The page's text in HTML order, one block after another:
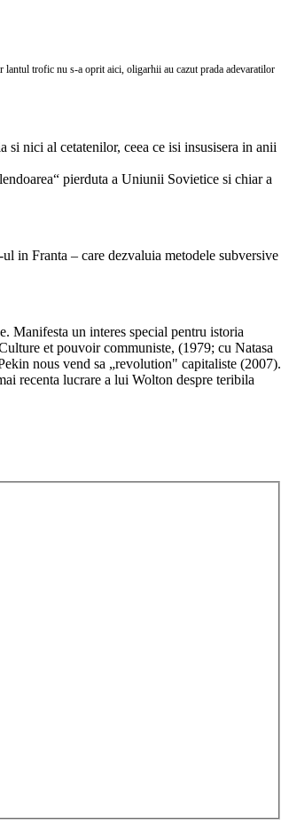
lantul trofic nu s-a oprit aici, oligarhii au cazut prada adevaratilor
nici al cetatenilor, ceea ce isi insusisera in anii
pierduta a Uniunii Sovietice si chiar a
in Franta – care dezvaluia metodele subversive
Manifesta un interes special pentru istoria
et pouvoir communiste, (1979; cu Natasa
nous vend sa „revolution" capitaliste (2007).
recenta lucrare a lui Wolton despre teribila